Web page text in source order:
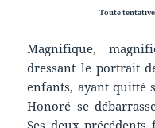
Toute
Magnifique,
dressant le portrait
enfants, ayant quitté
Honoré se
Ses deux